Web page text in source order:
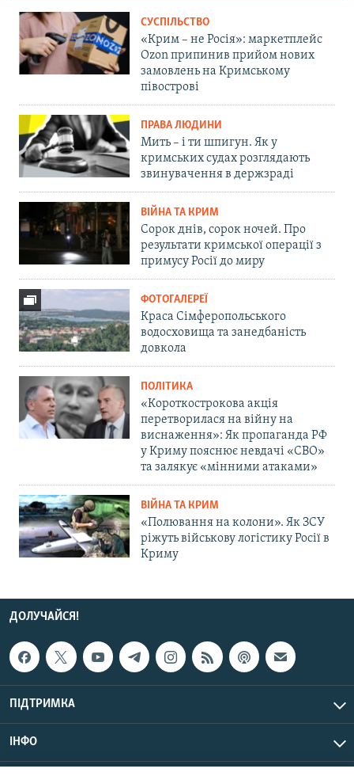
СУСПІЛЬСТВО
«Крим – не Росія»: маркетплейс
Ozon припинив прийом нових
замовлень на Кримському
півострові
ПРАВА ЛЮДИНИ
Мить – і ти шпигун. Як у
кримських судах розглядають
звинувачення в держзраді
ВІЙНА ТА КРИМ
Сорок днів, сорок ночей. Про
результати кримської операції з
примусу Росії до миру
ФОТОГАЛЕРЕЇ
Краса Сімферопольського
водосховища та занедбаність
довкола
ПОЛІТИКА
«Короткострокова акція
перетворилася на війну на
виснаження»: Як пропаганда РФ
у Криму пояснює невдачі «СВО»
та залякує «мінними атаками»
ВІЙНА ТА КРИМ
«Полювання на колони». Як ЗСУ
ріжуть військову логістику Росії в
Криму
ДОЛУЧАЙСЯ!
ПІДТРИМКА
ІНФО